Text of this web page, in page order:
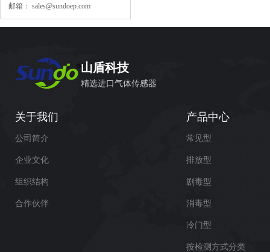
邮箱： sales@sundoep.com
山盾科技
精选进口气体传感器
关于我们
公司简介
企业文化
组织结构
合作伙伴
产品中心
常见型
排放型
剧毒型
消毒型
冷门型
按检测方式分类